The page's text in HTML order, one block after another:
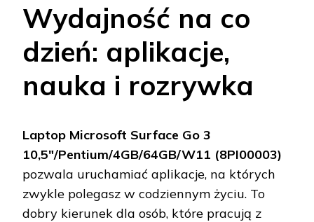
Wydajność na co
dzień: aplikacje,
nauka i rozrywka
Laptop Microsoft Surface Go 3
10,5"/Pentium/4GB/64GB/W11 (8PI00003)
pozwala uruchamiać aplikacje, na których
zwykle polegasz w codziennym życiu. To
dobry kierunek dla osób, które pracują z